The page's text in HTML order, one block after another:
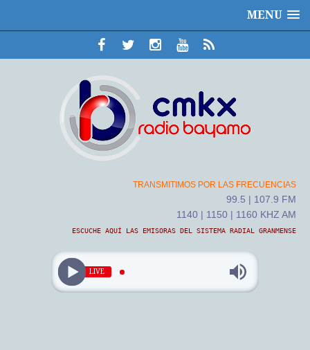
MENU
TRANSMITIMOS POR LAS FRECUENCIAS
99.5 | 107.9 FM
1140 | 1150 | 1160 KHZ AM
ESCUCHE AQUÍ LAS EMISORAS DEL SISTEMA RADIAL GRANMENSE
LIVE